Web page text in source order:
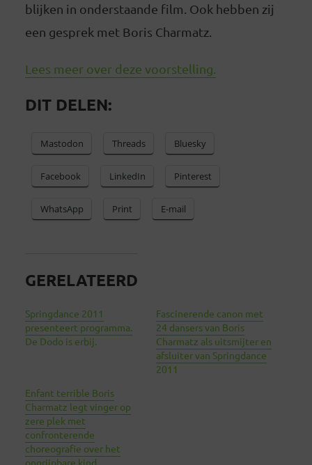
blijken in onderstaande film. Ook hebben zij
een gesprek met Boris Charmatz.
Lees meer over deze voorstelling.
DIT DELEN:
Mastodon Threads Bluesky
Facebook LinkedIn Pinterest
WhatsApp Print E-mail
GERELATEERD
Springdance 2011
presenteert programma.
De Dodo is erbij.
Fascinerende canon met
24 dansers van Boris
Charmatz als uitsmijter en
afsluiter van Springdance
2011
Enfant terrible Boris
Charmatz legt vinger op
zere plek met
confronterende
choreografie over het
ongrijpbare kind